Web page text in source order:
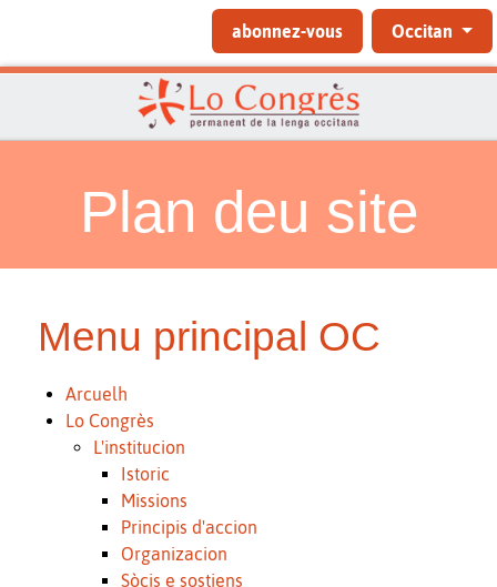
abonnez-vous Occitan
Plan deu site
Menu principal OC
Arcuelh
Lo Congrès
L'institucion
Istoric
Missions
Principis d'accion
Organizacion
Sòcis e sostiens